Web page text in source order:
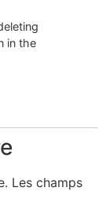
in the
Les champs